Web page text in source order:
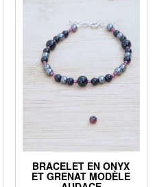
BRACELET EN ONYX
ET GRENAT MODÈLE